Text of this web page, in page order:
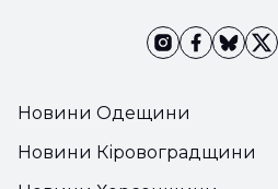
Новини Одещини
Новини Кіровоградщини